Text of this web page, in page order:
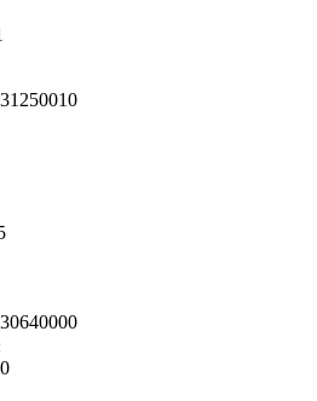
31250010
30640000